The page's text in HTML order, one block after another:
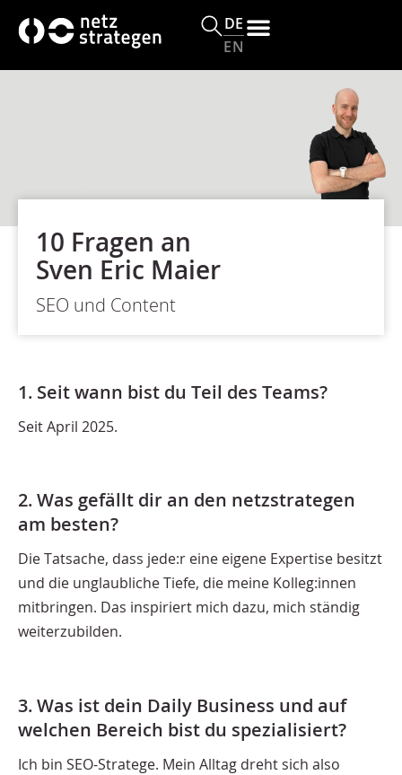
DE
EN
10 Fragen an
Sven Eric Maier
SEO und Content
1. Seit wann bist du Teil des Teams?
Seit April 2025.
2. Was gefällt dir an den netzstrategen
am besten?
Die Tatsache, dass jede:r eine eigene Expertise besitzt
und die unglaubliche Tiefe, die meine Kolleg:innen
mitbringen. Das inspiriert mich dazu, mich ständig
weiterzubilden.
3. Was ist dein Daily Business und auf
welchen Bereich bist du spezialisiert?
Ich bin SEO-Stratege. Mein Alltag dreht sich also